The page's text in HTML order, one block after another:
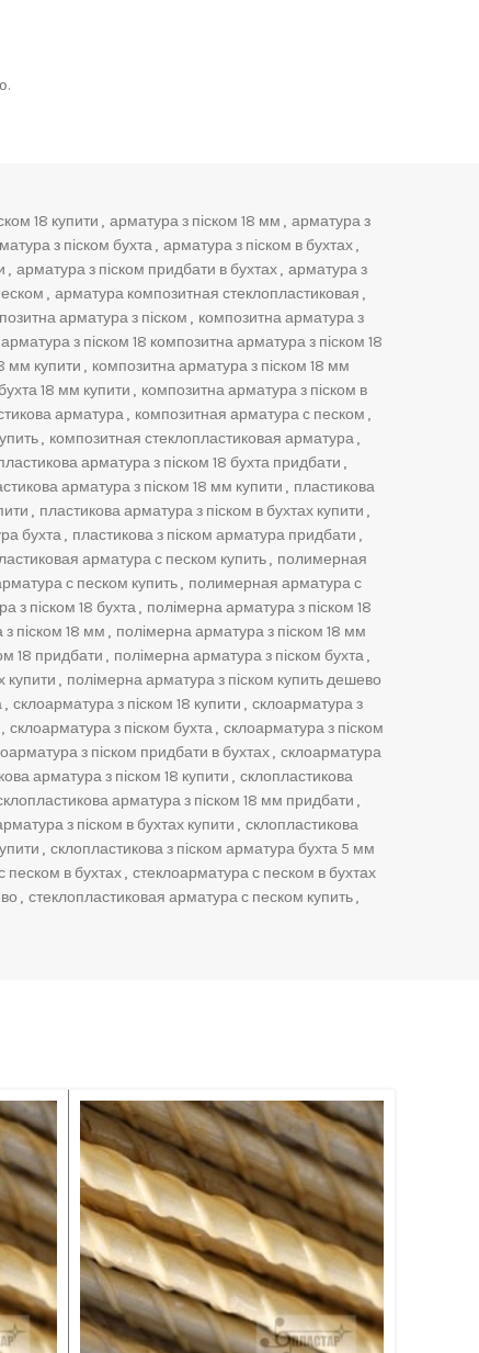
18 купити , арматура з піском 18 мм , арматура з
з піском бухта , арматура з піском в бухтах ,
, арматура з піском придбати в бухтах, арматура з
, арматура композитная стеклопластиковая ,
арматура з піском , композитна арматура з
з піском 18 композитна арматура з піском 18
мм купити , композитна арматура з піском 18 мм
18 мм купити , композитна арматура з піском в
арматура , композитная арматура с песком ,
, композитная стеклопластиковая арматура,
арматура з піском 18 бухта придбати ,
арматура з піском 18 мм купити , пластикова
, пластикова арматура з піском в бухтах купити ,
бухта , пластикова з піском арматура придбати ,
арматура с песком купить , полимерная
с песком купить, полимерная арматура с
з піском 18 бухта, полімерна арматура з піском 18
піском 18 мм , полімерна арматура з піском 18 мм
18 придбати , полімерна арматура з піском бухта,
купити , полімерна арматура з піском купить дешево
, склоарматура з піском 18 купити , склоарматура з
, склоарматура з піском бухта, склоарматура з піском
з піском придбати в бухтах , склоарматура
арматура з піском 18 купити , склопластикова
арматура з піском 18 мм придбати ,
з піском в бухтах купити , склопластикова
, склопластикова з піском арматура бухта 5 мм
песком в бухтах, стеклоарматура с песком в бухтах
, стеклопластиковая арматура с песком купить ,